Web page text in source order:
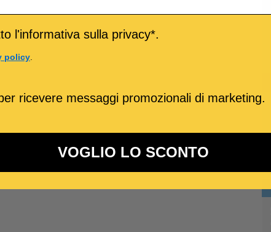
l'informativa sulla privacy*.
policy.
ricevere messaggi promozionali di marketing.
VOGLIO LO SCONTO